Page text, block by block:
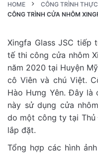
HOME
CÔNG TRÌNH
CÔNG TRÌNH CỬA NHÔM
Xingfa Glass JSC tiếp
tế thi công cửa nhôm
năm 2020 tại Huyện
cô Viên và chú Việt.
Hào Hưng Yên. Đây
này sử dụng cửa
do một công ty tại
lắp đặt.
Tổng hợp các hình